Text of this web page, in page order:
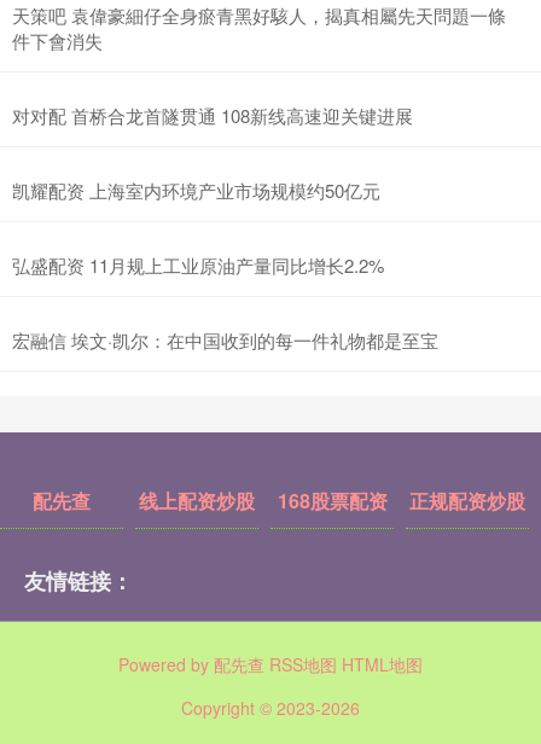
天策吧 袁偉豪細仔全身瘀青黑好駭人，揭真相屬先天問題一條
件下會消失
对对配 首桥合龙首隧贯通 108新线高速迎关键进展
凯耀配资 上海室内环境产业市场规模约50亿元
弘盛配资 11月规上工业原油产量同比增长2.2%
宏融信 埃文·凯尔：在中国收到的每一件礼物都是至宝
配先查 线上配资炒股 168股票配资 正规配资炒股
友情链接：
Powered by 配先查 RSS地图 HTML地图
Copyright © 2023-2026